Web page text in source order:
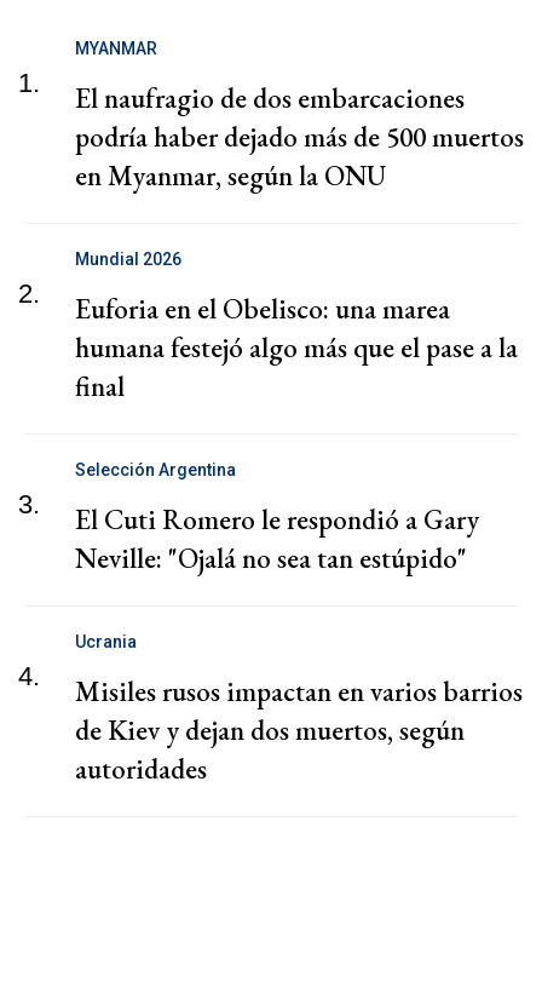
1.
MYANMAR
El naufragio de dos embarcaciones
podría haber dejado más de 500 muertos
en Myanmar, según la ONU
2.
Mundial 2026
Euforia en el Obelisco: una marea
humana festejó algo más que el pase a la
final
3.
Selección Argentina
El Cuti Romero le respondió a Gary
Neville: "Ojalá no sea tan estúpido"
4.
Ucrania
Misiles rusos impactan en varios barrios
de Kiev y dejan dos muertos, según
autoridades